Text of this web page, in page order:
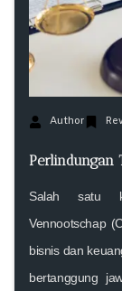
Author
Perlindungan
Salah satu
Vennootschap
bisnis dan
bertanggung